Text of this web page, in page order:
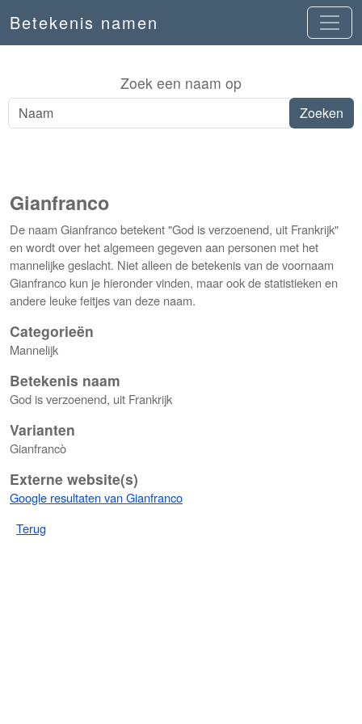
Betekenis namen
Zoek een naam op
Gianfranco
De naam Gianfranco betekent "God is verzoenend, uit Frankrijk"
en wordt over het algemeen gegeven aan personen met het
mannelijke geslacht. Niet alleen de betekenis van de voornaam
Gianfranco kun je hieronder vinden, maar ook de statistieken en
andere leuke feitjes van deze naam.
Categorieën
Mannelijk
Betekenis naam
God is verzoenend, uit Frankrijk
Varianten
Gianfrancò
Externe website(s)
Google resultaten van Gianfranco
Terug